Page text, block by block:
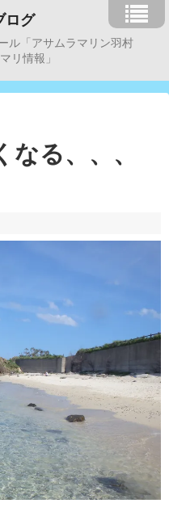
ログ
ル「アサムラマリン羽村
リ情報」
る、、、